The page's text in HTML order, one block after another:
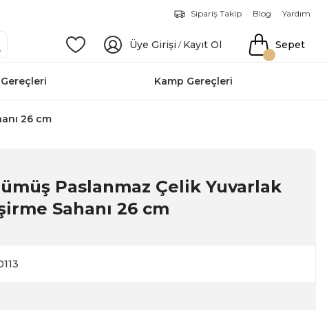
Sipariş Takip Blog Yardım
Üye Girişi / Kayıt Ol Sepet
Gereçleri Kamp Gereçleri
26 cm
Paslanmaz Çelik Yuvarlak
Sahanı 26 cm